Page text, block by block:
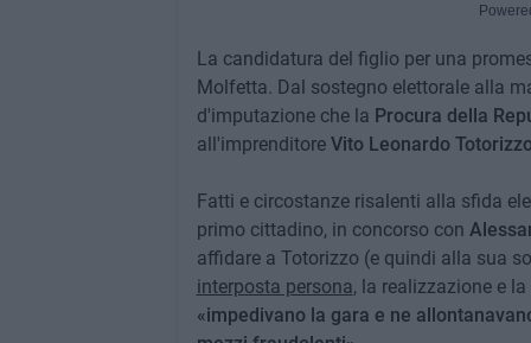
La candidatura del figlio per una
Molfetta. Dal sostegno elettorale alla
d'imputazione che la Procura della
all'imprenditore Vito Leonardo
Fatti e circostanze risalenti alla sfida
primo cittadino, in concorso con
affidare a Totorizzo (e quindi alla sua
interposta persona, la realizzazione e
«impedivano la gara e ne